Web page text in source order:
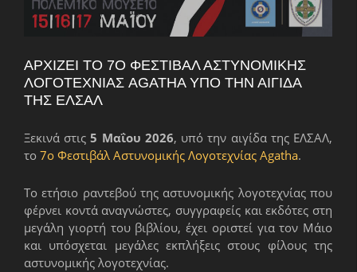
ΑΡΧΊΖΕΙ ΤΟ 7Ο ΦΕΣΤΙΒΆΛ ΑΣΤΥΝΟΜΙΚΉΣ
ΛΟΓΟΤΕΧΝΊΑΣ AGATHA ΥΠΌ ΤΗΝ ΑΙΓΊΔΑ
ΤΗΣ ΕΛΣΑΛ
Ξεκινά στις5 Μαΐου 2026, υπό την αιγίδα της ΕΛΣΑΛ,
το 7ο Φεστιβάλ Αστυνομικής Λογοτεχνίας Agatha.
Το ετήσιο ραντεβού της αστυνομικής λογοτεχνίας που
φέρνει κοντά αναγνώστες, συγγραφείς και εκδότες στη
μεγάλη γιορτή του βιβλίου, έχει οριστεί για τον Μάιο
και υπόσχεται μεγάλες εκπλήξεις στους φίλους της
αστυνομικής λογοτεχνίας.